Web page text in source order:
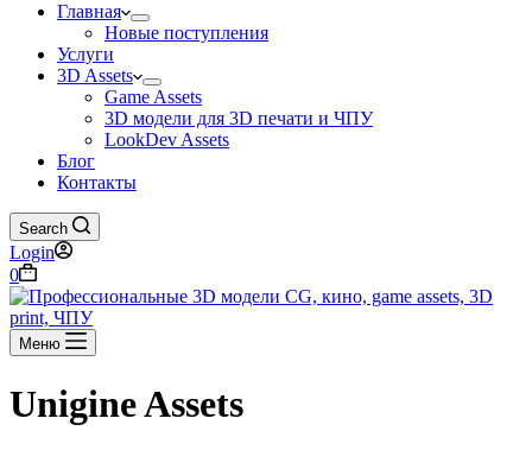
Главная
Новые поступления
Услуги
3D Assets
Game Assets
3D модели для 3D печати и ЧПУ
LookDev Assets
Блог
Контакты
Search
Login
Корзина
0
Меню
Unigine Assets